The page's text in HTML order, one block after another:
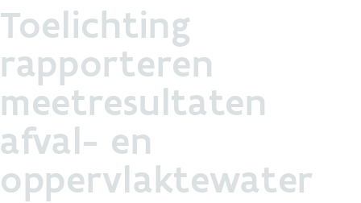
Toelichting
rapporteren
meetresultaten
afval- en
oppervlaktewater